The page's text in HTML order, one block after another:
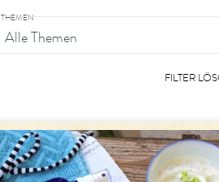
THEMEN
FILTER